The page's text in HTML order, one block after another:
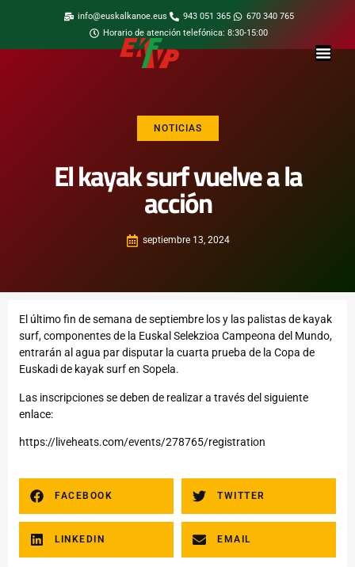
info@euskalkanoe.eus 943 051 365
670 340 765
Horario de atención telefónica: 8:30-15:00
NOTICIAS
El kayak surf vuelve a la
acción
septiembre 13, 2024
El último fin de semana de septiembre los y las palistas de kayak
surf, componentes de la Euskal Selekzioa Campeona del Mundo,
entrarán al agua par disputar la cuarta prueba de la Copa de
Euskadi de kayak surf en Sopela.
Las inscripciones se deben de realizar a través del siguiente
enlace:
https://liveheats.com/events/278765/registration
FACEBOOK TWITTER
LINKEDIN EMAIL